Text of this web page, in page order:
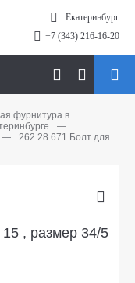
Екатеринбург
+7 (343) 216-16-20
фурнитура в
—
—
262.28.671 Болт для
, размер 34/5